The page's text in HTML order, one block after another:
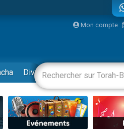
insalubre
Mon compte
Divertissements Livres